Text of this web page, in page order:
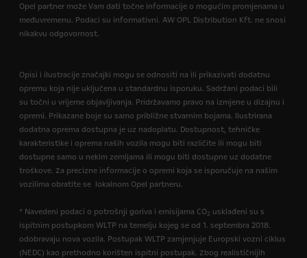
Opel partner može Vam dati točne informacije o mogućim promjenama u
međuvremenu. Podaci su informativni. AW OPL Distribution Kft. ne snosi
nikakvu odgovornost.
Opisi i ilustracije značajki mogu se odnositi na ili prikazivati dodatnu
opremu koja nije uključena u standardnu isporuku. Sadržani podaci bili
su točni u vrijeme objavljivanja. Pridržavamo pravo na izmjene u dizajnu i
opremi. Prikazane boje su samo približne stvarnim bojama. Ilustrirana
dodatna oprema dostupna je uz nadoplatu. Dostupnost, tehničke
karakteristike i oprema naših vozila mogu biti različite ili mogu biti
dostupne samo u nekim zemljama ili mogu biti dostupne uz dodatne
troškove. Za precizne informacije o opremi koja se isporučuje na našim
vozilima obratite se lokalnom Opel partneru.
* Navedeni podaci o potrošnji goriva i emisijama CO2 usklađeni su s
ispitnim postupkom WLTP na temelju kojeg se od 1. septembra 2018.
odobravaju nova vozila. Postupak WLTP zamjenjuje Europski vozni ciklus
(NEDC) kao prethodno korišten ispitni postupak. Zbog realističnijih